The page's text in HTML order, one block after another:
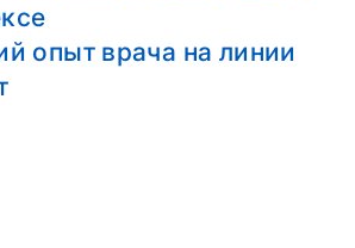
опыт врача на линии